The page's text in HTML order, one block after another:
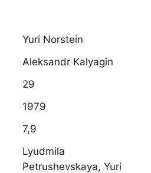
Yuri Norstein
Aleksandr Kalyagin
29
1979
7,9
Lyudmila
Petrushevskaya, Yuri